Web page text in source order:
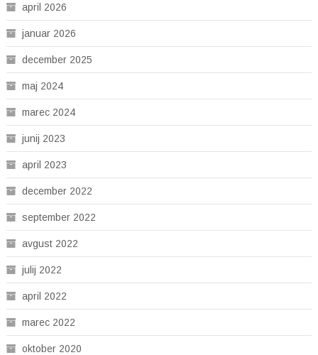
april 2026
januar 2026
december 2025
maj 2024
marec 2024
junij 2023
april 2023
december 2022
september 2022
avgust 2022
julij 2022
april 2022
marec 2022
oktober 2020